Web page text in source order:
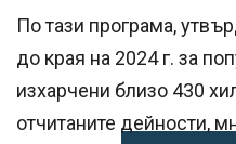
По тази програма,
до края на 2024 г. за
изхарчени близо 430
отчитаните дейности,